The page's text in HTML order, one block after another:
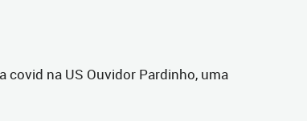
covid na US Ouvidor Pardinho, uma